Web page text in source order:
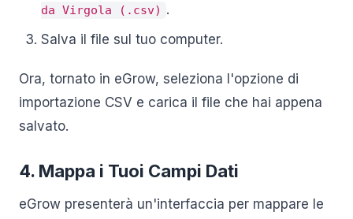
da Virgola (.csv) .
Salva il file sul tuo computer.
Ora, tornato in eGrow, seleziona l'opzione di
importazione CSV e carica il file che hai appena
salvato.
4. Mappa i Tuoi Campi Dati
eGrow presenterà un'interfaccia per mappare le